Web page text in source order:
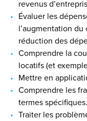
revenus
Évaluer les
l’augmentation
réduction des
Comprendre la
locatifs (et
Mettre en
Comprendre les
termes spécifiques.
Traiter les